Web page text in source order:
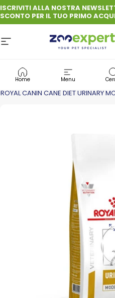
Vai direttamente ai
ISCRIVITI ALLA NOSTRA
SCONTO PER IL TUO PRIMO
Navigazione del sito
zooexpert
Home Menu
CANECIBO PER CANE: QUALITÀ,
CROCCHETTE DIETETICHE PER CANI
ROYAL CANIN CANE DIET URINARY